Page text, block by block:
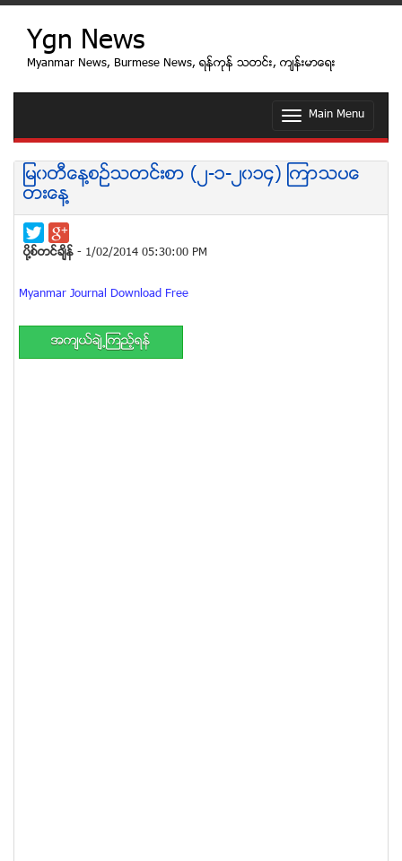
Ygn News
Myanmar News, Burmese News, ရန္ကုန္ သတင္း, က်န္းမာေရး
T
g
l
n
Main Menu
ျမ၀တီေန႔စဥ္သတင္းစာ (၂-၁-၂၀၁၄) ၾကာသပေ
တးေန႔
ပုိ႔စ္တင္ခ်ိန္ - 1/02/2014 05:30:00 PM
Myanmar Journal Download Free
အက်ယ္ခ်ဲ႕ၾကည့္ရန္